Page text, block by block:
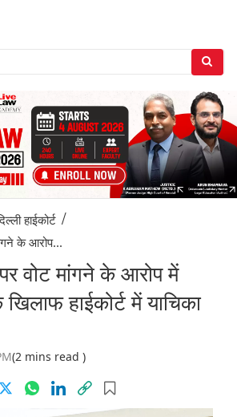
हाईकोर्ट /
के आरोप...
वोट मांगने के आरोप में
हाईकोर्ट में याचिका
(2 mins read )